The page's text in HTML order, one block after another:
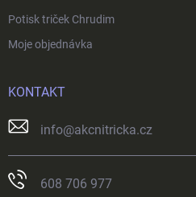
Potisk triček Chrudim
Moje objednávka
KONTAKT
info@akcnitricka.cz
608 706 977